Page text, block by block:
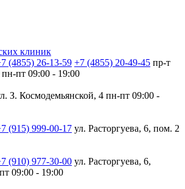
клиник
(4855) 26-13-59 +7 (4855) 20-49-45 пр-т
пн-пт 09:00 - 19:00
З. Космодемьянской, 4 пн-пт 09:00 -
(915) 999-00-17 ул. Расторгуева, 6, пом. 2
(910) 977-30-00 ул. Расторгуева, 6,
09:00 - 19:00